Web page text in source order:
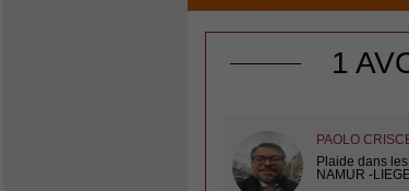
1
PAOLO
Plaide dans
NAMUR -